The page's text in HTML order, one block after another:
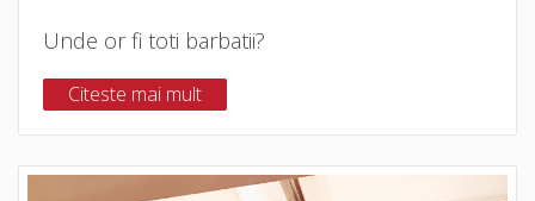
Unde or fi toti barbatii?
Citeste mai mult